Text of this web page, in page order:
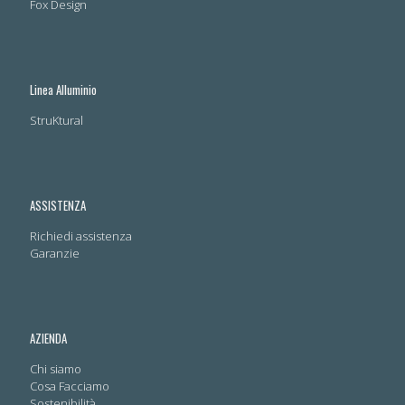
Fox Design
Linea Alluminio
StruKtural
ASSISTENZA
Richiedi assistenza
Garanzie
AZIENDA
Chi siamo
Cosa Facciamo